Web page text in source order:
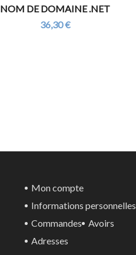
NOM DE DOMAINE .NET
36,30 €
Mon compte
Informations personnelles
Commandes
Avoirs
Adresses